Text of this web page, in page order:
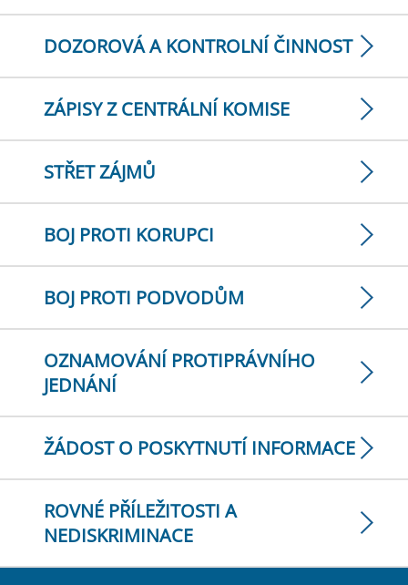
DOZOROVÁ A KONTROLNÍ ČINNOST
ZÁPISY Z CENTRÁLNÍ KOMISE
STŘET ZÁJMŮ
BOJ PROTI KORUPCI
BOJ PROTI PODVODŮM
OZNAMOVÁNÍ PROTIPRÁVNÍHO
JEDNÁNÍ
ŽÁDOST O POSKYTNUTÍ INFORMACE
ROVNÉ PŘÍLEŽITOSTI A
NEDISKRIMINACE